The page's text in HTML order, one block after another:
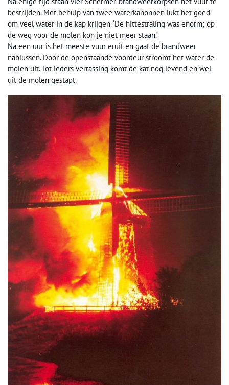
bestrijden. Met behulp van twee waterkanonnen lukt het goed
om veel water in de kap krijgen. ‘De hittestraling was enorm; op
de weg voor de molen kon je niet meer staan.’
Na een uur is het meeste vuur eruit en gaat de brandweer
nablussen. Door de openstaande voordeur stroomt het water de
molen uit. Tot ieders verrassing komt de kat nog levend en wel
uit de molen gestapt.